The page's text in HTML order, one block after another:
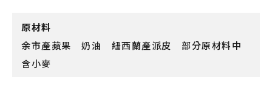
原材料
余市產蘋果 奶油 紐西蘭產派皮 部分原材料中
含小麥